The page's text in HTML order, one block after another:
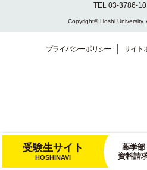
TEL 03-3786-
Copyright© Hoshi University.
プライバシーポリシー サイト
受験生サイト
HOSHINAVI
薬学部
資料請